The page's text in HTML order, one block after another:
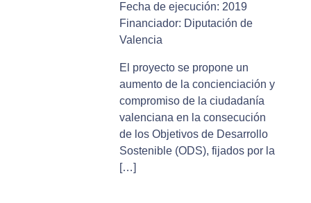
Fecha de ejecución: 2019
Financiador: Diputación de
Valencia
El proyecto se propone un
aumento de la concienciación y
compromiso de la ciudadanía
valenciana en la consecución
de los Objetivos de Desarrollo
Sostenible (ODS), fijados por la
[…]